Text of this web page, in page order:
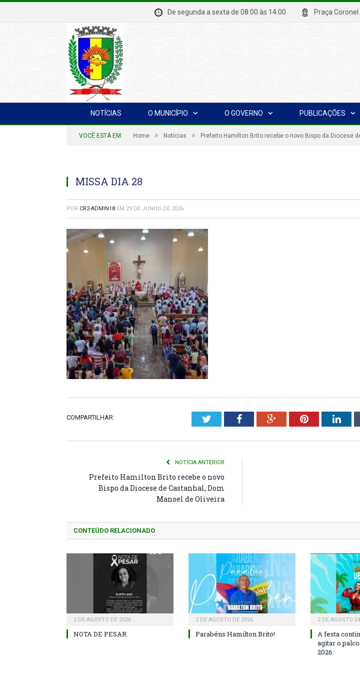
De segunda a sexta de 08:00 às 14:00 Praça
NOTÍCIAS O MUNICÍPIO O GOVERNO PUBLICAÇÕES
VOCÊ ESTÁ EM: Home » Notícias » Prefeito Hamilton Brito recebe o novo Bispo da Diocese
MISSA DIA 28
POR CR2-ADMIN18 EM 29 DE JUNHO DE 2026
COMPARTILHAR: TwitterFacebookGoogle+Pinterest
NOTÍCIA ANTERIOR
Prefeito Hamilton Brito recebe o novo
Bispo da Diocese de Castanhal, Dom
Manoel de Oliveira
CONTEÚDO RELACIONADO
2 DE AGOSTO DE 2026
NOTA DE PESAR.
2 DE AGOSTO DE 2026
Parabéns Hamilton Brito!
2 DE AGOSTO
A festa
agitar o
2026: